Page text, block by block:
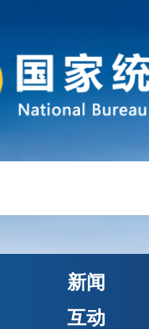
新闻
互动